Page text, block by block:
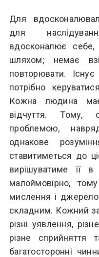
Для
для
вдосконалює
шляхом; немає
повторювати.
потрібно
Кожна людина
відчуття. Тому,
проблемою,
однакове
ставитиметься до
вирішуватиме її
малоймовірно,
мислення і
складним. Кожний
різні уявлення,
різне сприйняття
багатосторонні